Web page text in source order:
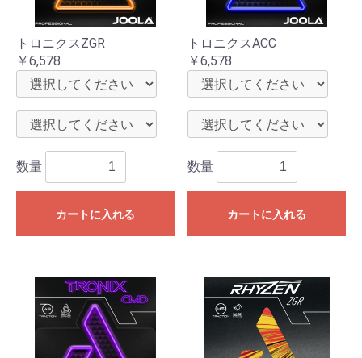
トロニクスZGR
￥6,578
数量
カートに入れる
トロニクスACC
￥6,578
数量
カートに入れる
お買い物を続ける カートへ進む